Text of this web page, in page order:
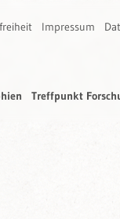
Impressum
Treffpunkt